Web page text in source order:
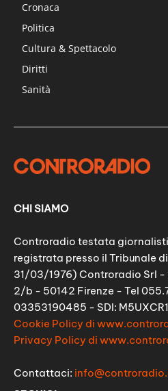
Cronaca
Politica
Cultura & Spettacolo
Diritti
Sanità
CHI SIAMO
Controradio testata
registrata presso il Tribunale
31/03/1976) Controradio Srl -
2/b - 50142 Firenze - Tel
03353190485 - SDI: M5UXCR1
Cookie Policy di
Privacy Policy di
Contattaci: